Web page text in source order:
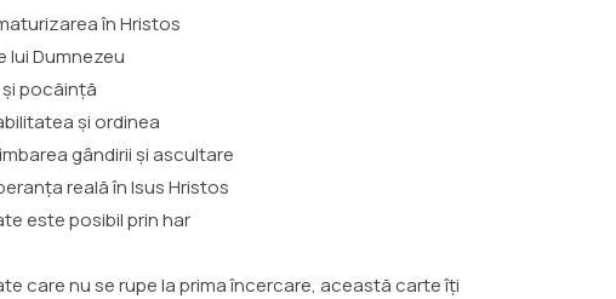
în Hristos
lui Dumnezeu
pocăință
și ordinea
gândirii și ascultare
reală în Isus Hristos
este posibil prin har
care nu se rupe la prima încercare, această carte îți